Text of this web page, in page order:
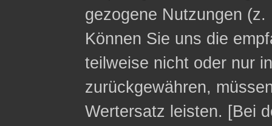
gezogene Nutzungen
Können Sie uns die
teilweise nicht oder nur
zurückgewähren,
Wertersatz leisten. [Bei